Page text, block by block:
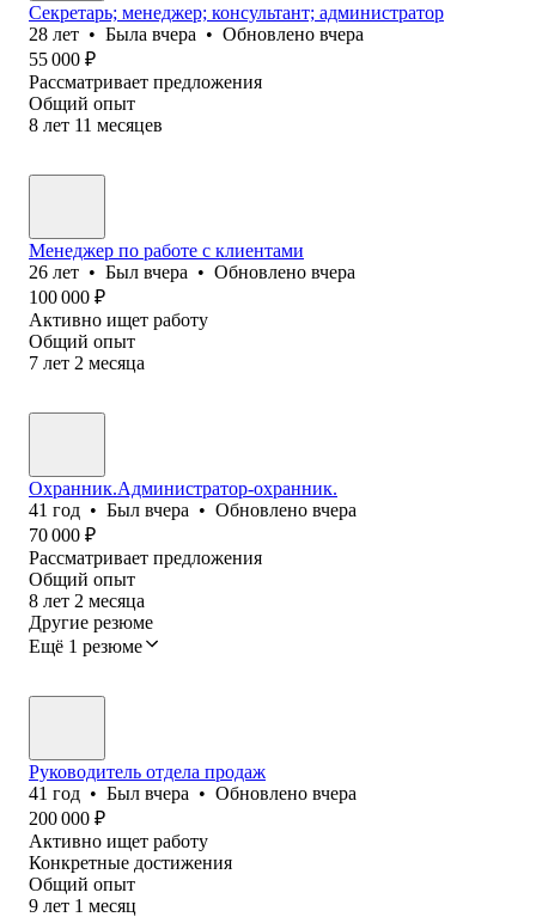
Секретарь; менеджер; консультант; администратор
28 лет • Была вчера • Обновлено вчера
55 000 ₽
Рассматривает предложения
Общий опыт
8 лет 11 месяцев
Менеджер по работе с клиентами
26 лет • Был вчера • Обновлено вчера
100 000 ₽
Активно ищет работу
Общий опыт
7 лет 2 месяца
Охранник.Администратор-охранник.
41 год • Был вчера • Обновлено вчера
70 000 ₽
Рассматривает предложения
Общий опыт
8 лет 2 месяца
Другие резюме
Ещё 1 резюме
Руководитель отдела продаж
41 год • Был вчера • Обновлено вчера
200 000 ₽
Активно ищет работу
Конкретные достижения
Общий опыт
9 лет 1 месяц